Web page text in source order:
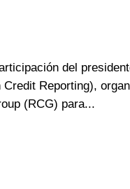
del
Reporting),
(RCG) para...